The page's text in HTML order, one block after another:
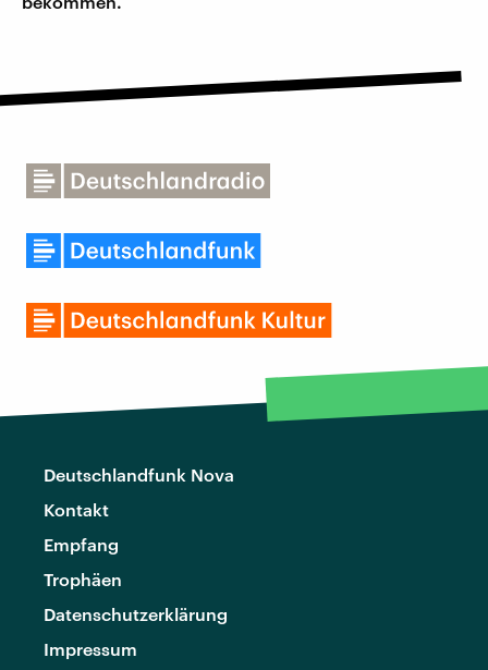
Deutschlandfunk Nova
Kontakt
Empfang
Trophäen
Datenschutzerklärung
Impressum